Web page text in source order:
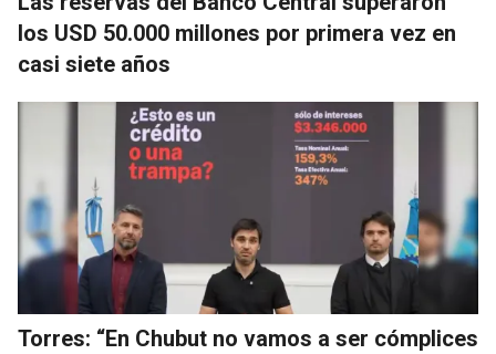
los USD 50.000 millones por primera vez en
casi siete años
Torres: “En Chubut no vamos a ser cómplices